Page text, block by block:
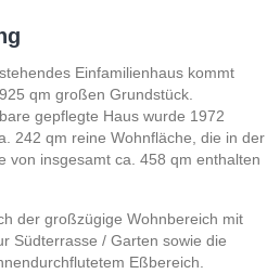
Einfamilienhaus kommt
qm großen Grundstück.
gepflegte Haus wurde 1972
242 qm reine Wohnfläche, die in der
von insgesamt ca. 458 qm enthalten
der großzügige Wohnbereich mit
Südterrasse / Garten sowie die
Eßbereich.